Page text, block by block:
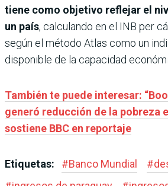
tiene como objetivo reflejar el
un país, calculando en el INB per
según el método Atlas como un
disponible de la capacidad
También te puede interesar:
generó reducción de la pobreza
sostiene BBC en reportaje
Etiquetas: #Banco Mundial #